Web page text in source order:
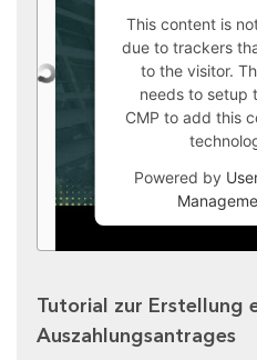
This content is
due to trackers
to the visitor.
needs to setup
CMP to add this
Powered by
Tutorial zur Erstellung
Auszahlungsantrages